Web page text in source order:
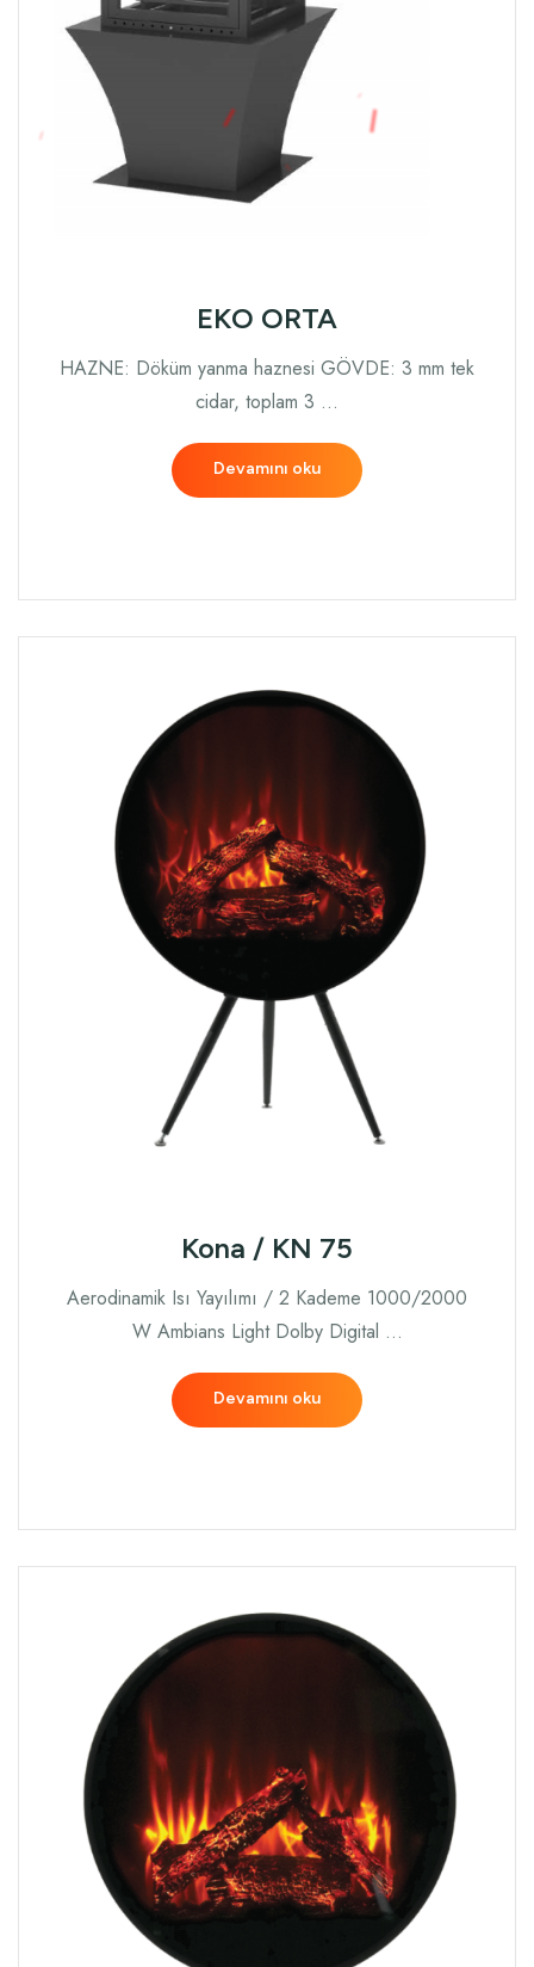
EKO ORTA
HAZNE: Döküm yanma haznesi GÖVDE: 3 mm tek
cidar, toplam 3 …
Devamını oku
Kona / KN 75
Aerodinamik Isı Yayılımı / 2 Kademe 1000/2000
W Ambians Light Dolby Digital …
Devamını oku